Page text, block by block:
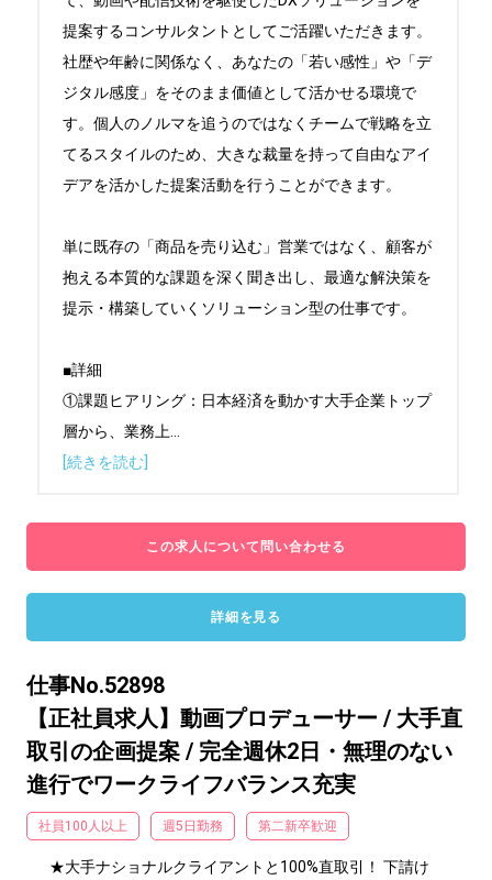
提案するコンサルタントとしてご活躍いただきます。
社歴や年齢に関係なく、あなたの「若い感性」や「デ
ジタル感度」をそのまま価値として活かせる環境で
す。個人のノルマを追うのではなくチームで戦略を立
てるスタイルのため、大きな裁量を持って自由なアイ
デアを活かした提案活動を行うことができます。
単に既存の「商品を売り込む」営業ではなく、顧客が
抱える本質的な課題を深く聞き出し、最適な解決策を
提示・構築していくソリューション型の仕事です。
■詳細
①課題ヒアリング：日本経済を動かす大手企業トップ
層から、業務上
[続きを読む]
この求人について問い合わせる
詳細を見る
仕事No.52898
【正社員求人】動画プロデューサー / 大手直
取引の企画提案 / 完全週休2日・無理のない
進行でワークライフバランス充実
社員100人以上 週5日勤務 第二新卒歓迎
★大手ナショナルクライアントと100%直取引！ 下請け